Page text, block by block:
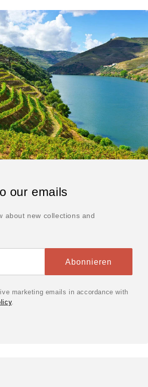
our emails
about new collections and
Abonnieren
marketing emails in accordance with
.